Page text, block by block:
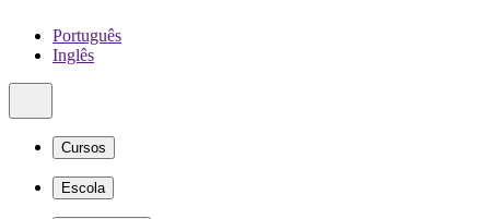
Português
Inglês
Cursos
Escola